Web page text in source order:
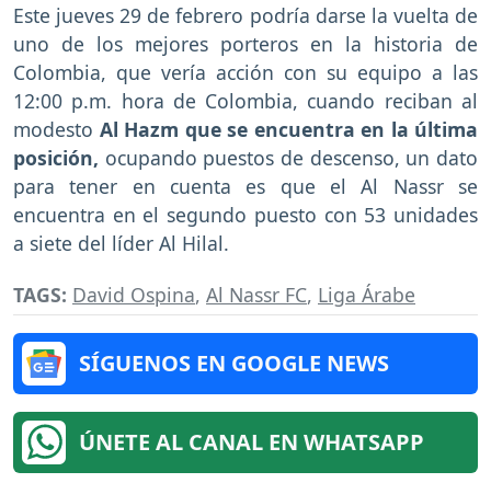
Este jueves 29 de febrero podría darse la vuelta de
uno de los mejores porteros en la historia de
Colombia, que vería acción con su equipo a las
12:00 p.m. hora de Colombia, cuando reciban al
modesto Al Hazm que se encuentra en la última
posición, ocupando puestos de descenso, un dato
para tener en cuenta es que el Al Nassr se
encuentra en el segundo puesto con 53 unidades
a siete del líder Al Hilal.
TAGS: David Ospina, Al Nassr FC, Liga Árabe
SÍGUENOS EN GOOGLE NEWS
ÚNETE AL CANAL EN WHATSAPP